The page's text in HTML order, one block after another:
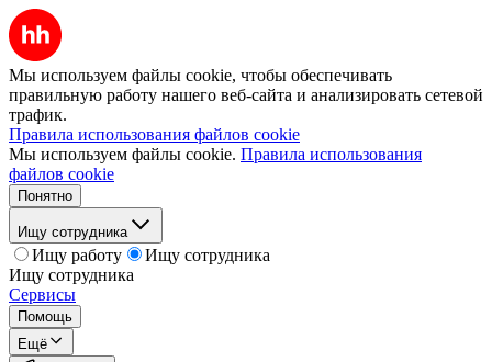
Мы используем файлы cookie, чтобы обеспечивать
правильную работу нашего веб-сайта и анализировать сетевой
трафик.
Правила использования файлов cookie
Мы используем файлы cookie. Правила использования
файлов cookie
Понятно
Ищу сотрудника
Ищу работу
Ищу сотрудника
Ищу сотрудника
Сервисы
Помощь
Ещё